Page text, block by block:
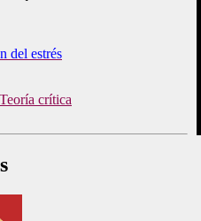
del estrés
Teoría crítica